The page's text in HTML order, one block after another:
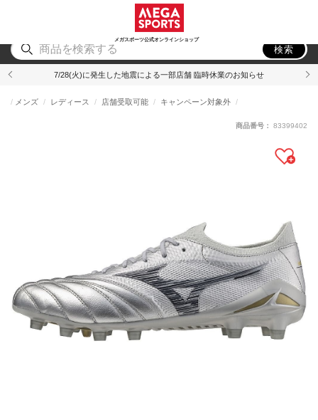
メガスポーツ公式オンラインショップ
アウトドア
検索
7/28(火)に発生した地震による一部店舗 臨時休業のお知らせ
メンズ レディース 店舗受取可能 キャンペーン対象外
商品番号： 83399402